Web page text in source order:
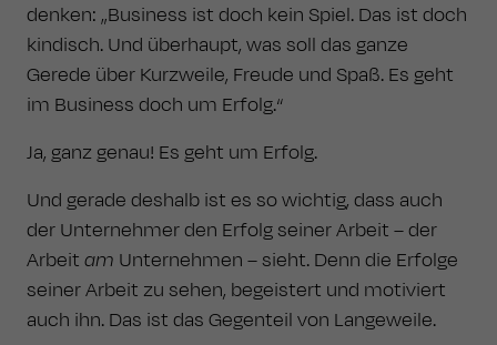
denken: „Business ist doch kein Spiel. Das ist doch
kindisch. Und überhaupt, was soll das ganze
Gerede über Kurzweile, Freude und Spaß. Es geht
im Business doch um Erfolg.“
Ja, ganz genau! Es geht um Erfolg.
Und gerade deshalb ist es so wichtig, dass auch
der Unternehmer den Erfolg seiner Arbeit – der
Arbeit am Unternehmen – sieht. Denn die Erfolge
seiner Arbeit zu sehen, begeistert und motiviert
auch ihn. Das ist das Gegenteil von Langeweile.